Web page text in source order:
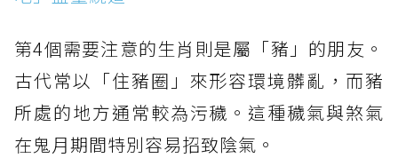
第4個需要注意的生肖則是屬「豬」的朋友。
古代常以「住豬圈」來形容環境髒亂，而豬
所處的地方通常較為污穢。這種穢氣與煞氣
在鬼月期間特別容易招致陰氣。